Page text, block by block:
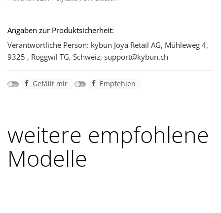
Angaben zur Produktsicherheit:
Verantwortliche Person: kybun Joya Retail AG, Mühleweg 4,
9325 , Roggwil TG, Schweiz, support@kybun.ch
Gefällt mir Empfehlen
weitere empfohlene
Modelle